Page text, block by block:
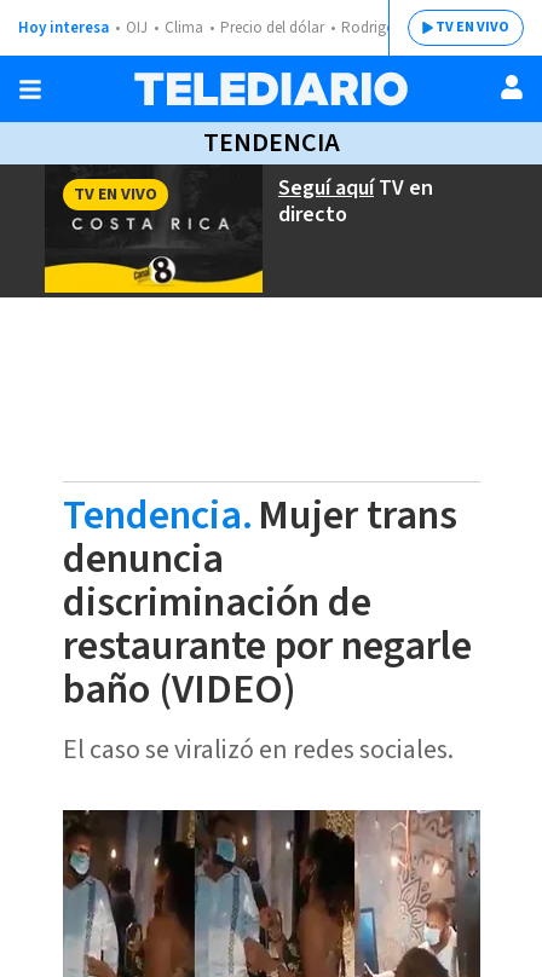
Hoy interesa OIJ Clima Precio del dólar Rodrigo ChavesTV EN VIVO
TENDENCIA
Seguí aquíTV en
directo
TV EN VIVO
Tendencia.Mujer trans
denuncia
discriminación de
restaurante por negarle
baño (VIDEO)
El caso se viralizó en redes sociales.